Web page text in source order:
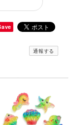
通報する